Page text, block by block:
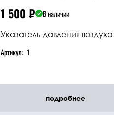
1 500 ₽
В наличии
Указатель давления воздуха
Артикул: 1
подробнее